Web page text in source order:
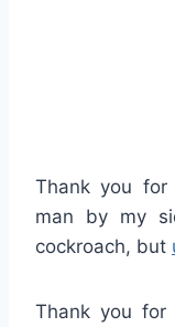
Thank you
man by my
cockroach, but
Thank you for